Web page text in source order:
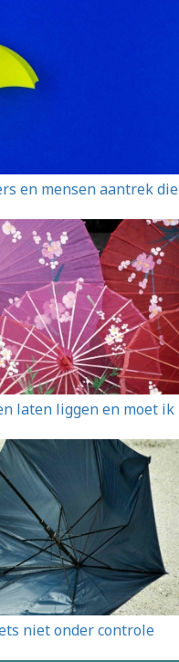
en mensen aantrek die
laten liggen en moet ik
niet onder controle